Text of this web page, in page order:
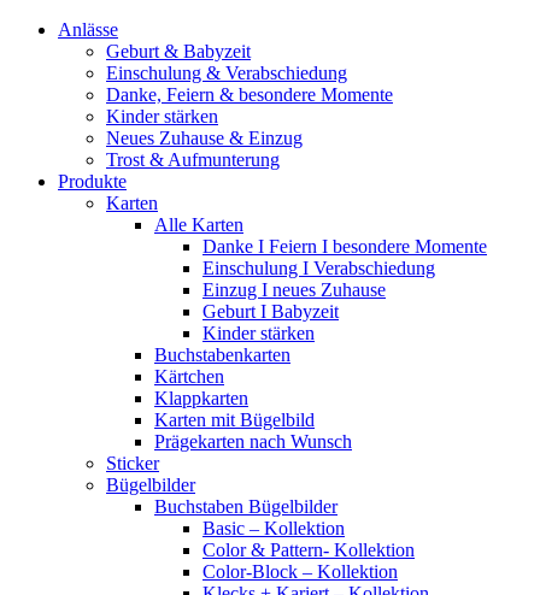
Anlässe
Geburt & Babyzeit
Einschulung & Verabschiedung
Danke, Feiern & besondere Momente
Kinder stärken
Neues Zuhause & Einzug
Trost & Aufmunterung
Produkte
Karten
Alle Karten
Danke I Feiern I besondere Momente
Einschulung I Verabschiedung
Einzug I neues Zuhause
Geburt I Babyzeit
Kinder stärken
Buchstabenkarten
Kärtchen
Klappkarten
Karten mit Bügelbild
Prägekarten nach Wunsch
Sticker
Bügelbilder
Buchstaben Bügelbilder
Basic – Kollektion
Color & Pattern- Kollektion
Color-Block – Kollektion